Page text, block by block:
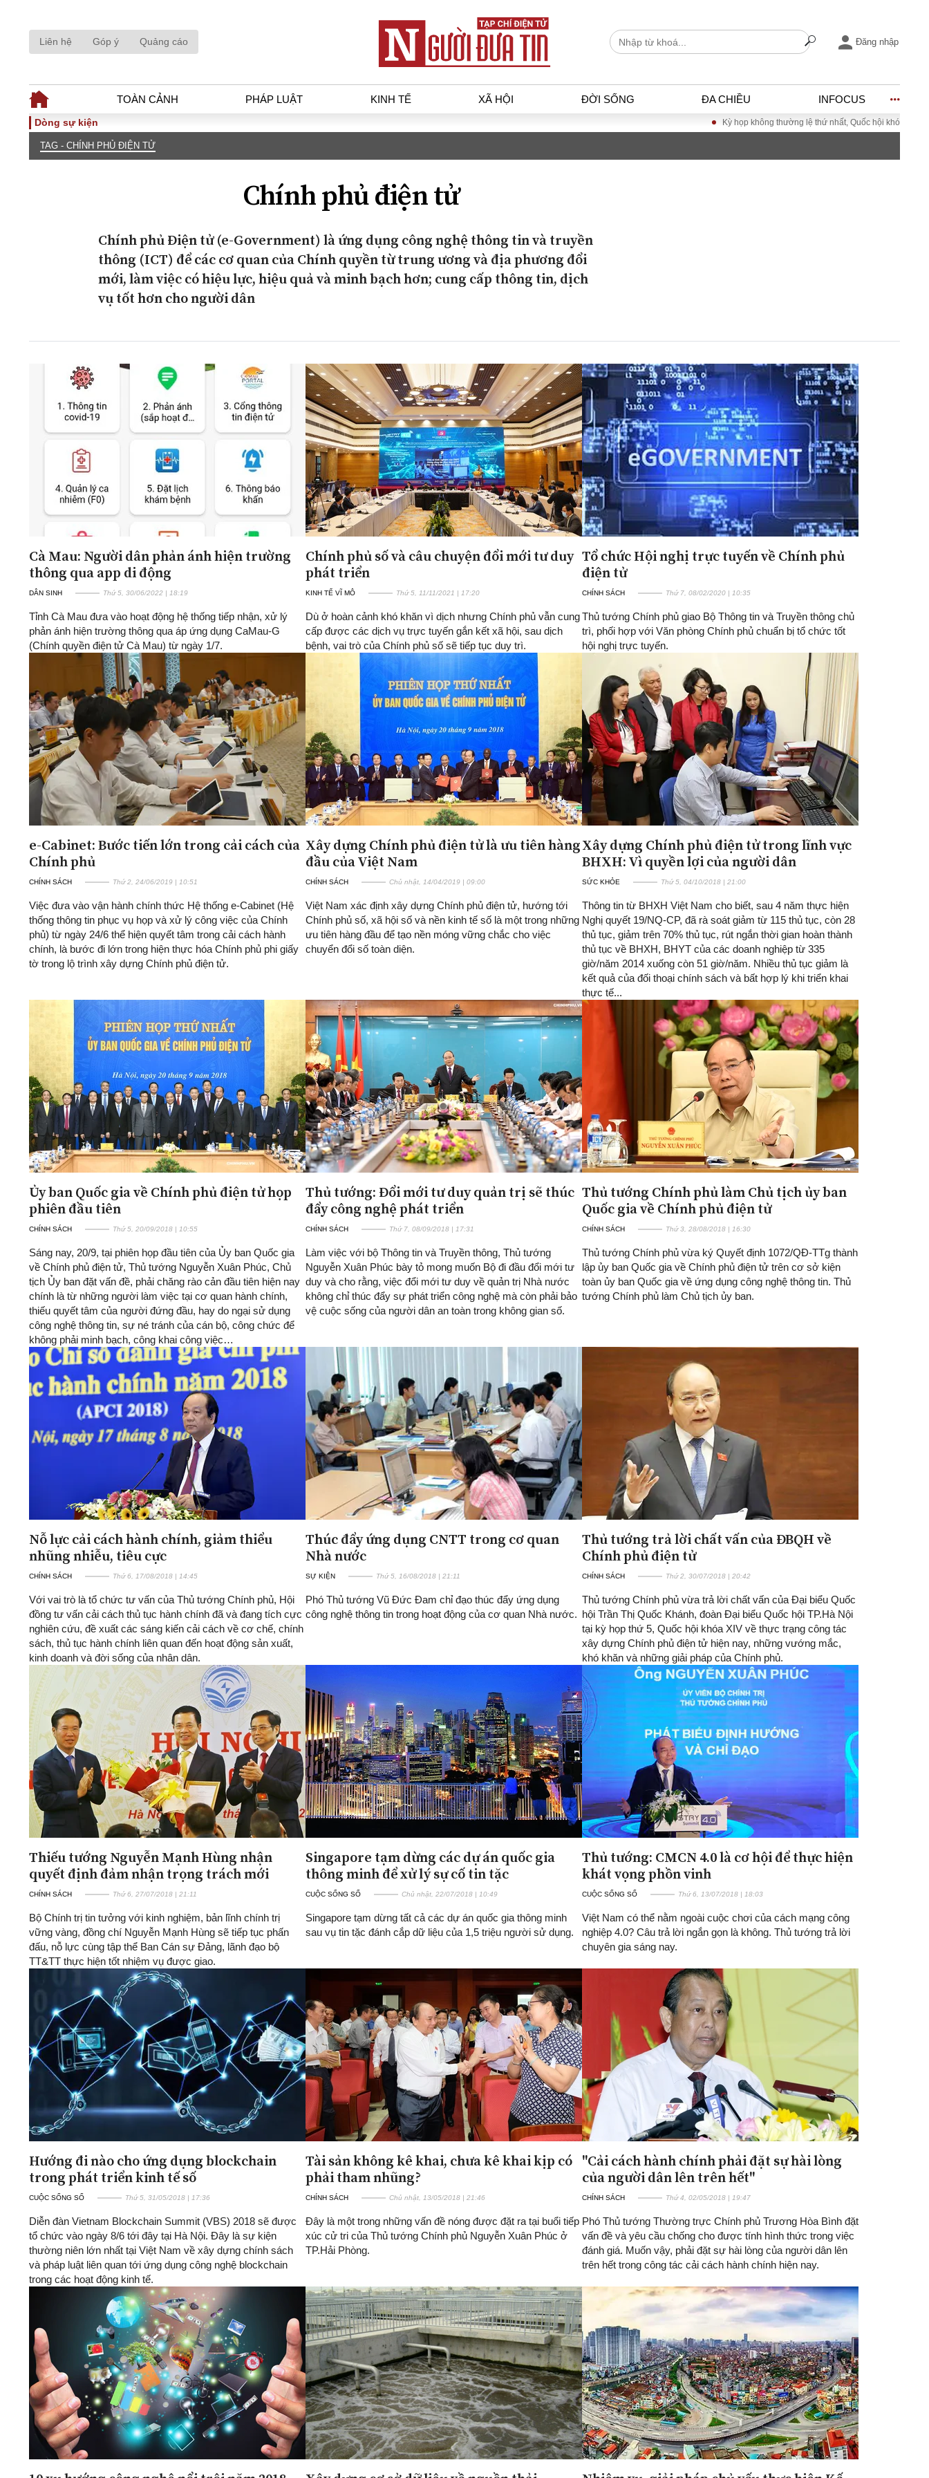
Liên hệ Góp ý Quảng cáo Đăng nhập
TOÀN CẢNH PHÁP LUẬT KINH TẾ XÃ HỘI ĐỜI SỐNG ĐA CHIỀU INFOCUS
TOÀN CẢNH
Đối thoại
Góc nhìn luật gia
Tiếng nói công dân
An ninh - Hình sự
Tài chính - Ngân hàng
Hồ sơ doanh nghiệp
Xu hướng thị trường
Tiêu dùng và dư luận
Công nghệ
Môi trường
Giao thông – Đô thị
Xi nhan Trái Phải
Đăng ký tin tức mới
Dòng sự kiện Kỳ họp không thường lệ thứ nhất, Quốc hội khóa XVI Đưa Nghị
TAG - CHÍNH PHỦ ĐIỆN TỬ
Chính phủ điện tử
Chính phủ Điện tử (e-Government) là ứng dụng công nghệ thông tin và truyền
thông (ICT) để các cơ quan của Chính quyền từ trung ương và địa phương đổi
mới, làm việc có hiệu lực, hiệu quả và minh bạch hơn; cung cấp thông tin, dịch
vụ tốt hơn cho người dân
Cà Mau: Người dân phản ánh hiện trường
thông qua app di động
DÂN SINH Thứ 5, 30/06/2022 | 18:19
Tỉnh Cà Mau đưa vào hoạt động hệ thống tiếp nhận, xử lý
phản ánh hiện trường thông qua áp ứng dụng CaMau-G
(Chính quyền điện tử Cà Mau) từ ngày 1/7.
Chính phủ số và câu chuyện đổi mới tư duy
phát triển
KINH TẾ VĨ MÔ Thứ 5, 11/11/2021 | 17:20
Dù ở hoàn cảnh khó khăn vì dịch nhưng Chính phủ vẫn cung
cấp được các dịch vụ trực tuyến gắn kết xã hội, sau dịch
bệnh, vai trò của Chính phủ số sẽ tiếp tục duy trì.
Tổ chức Hội nghị trực tuyến về Chính phủ
điện tử
CHÍNH SÁCH Thứ 7, 08/02/2020 | 10:35
Thủ tướng Chính phủ giao Bộ Thông tin và Truyền thông chủ
trì, phối hợp với Văn phòng Chính phủ chuẩn bị tổ chức tốt
hội nghị trực tuyến.
e-Cabinet: Bước tiến lớn trong cải cách của
Chính phủ
CHÍNH SÁCH Thứ 2, 24/06/2019 | 10:51
Việc đưa vào vận hành chính thức Hệ thống e-Cabinet (Hệ
thống thông tin phục vụ họp và xử lý công việc của Chính
phủ) từ ngày 24/6 thể hiện quyết tâm trong cải cách hành
chính, là bước đi lớn trong hiện thực hóa Chính phủ phi giấy
tờ trong lộ trình xây dựng Chính phủ điện tử.
Xây dựng Chính phủ điện tử là ưu tiên hàng
đầu của Việt Nam
CHÍNH SÁCH Chủ nhật, 14/04/2019 | 09:00
Việt Nam xác định xây dựng Chính phủ điện tử, hướng tới
Chính phủ số, xã hội số và nền kinh tế số là một trong những
ưu tiên hàng đầu để tạo nền móng vững chắc cho việc
chuyển đổi số toàn diện.
Xây dựng Chính phủ điện tử trong lĩnh vực
BHXH: Vì quyền lợi của người dân
SỨC KHỎE Thứ 5, 04/10/2018 | 21:00
Thông tin từ BHXH Việt Nam cho biết, sau 4 năm thực hiện
Nghị quyết 19/NQ-CP, đã rà soát giảm từ 115 thủ tục, còn 28
thủ tục, giảm trên 70% thủ tục, rút ngắn thời gian hoàn thành
thủ tục về BHXH, BHYT của các doanh nghiệp từ 335
giờ/năm 2014 xuống còn 51 giờ/năm. Nhiều thủ tục giảm là
kết quả của đối thoại chính sách và bất hợp lý khi triển khai
thực tế...
Ủy ban Quốc gia về Chính phủ điện tử họp
phiên đầu tiên
CHÍNH SÁCH Thứ 5, 20/09/2018 | 10:55
Sáng nay, 20/9, tại phiên họp đầu tiên của Ủy ban Quốc gia
về Chính phủ điện tử, Thủ tướng Nguyễn Xuân Phúc, Chủ
tịch Ủy ban đặt vấn đề, phải chăng rào cản đầu tiên hiện nay
chính là từ những người làm việc tại cơ quan hành chính,
thiếu quyết tâm của người đứng đầu, hay do ngại sử dụng
công nghệ thông tin, sự né tránh của cán bộ, công chức để
không phải minh bạch, công khai công việc…
Thủ tướng: Đổi mới tư duy quản trị sẽ thúc
đẩy công nghệ phát triển
CHÍNH SÁCH Thứ 7, 08/09/2018 | 17:31
Làm việc với bộ Thông tin và Truyền thông, Thủ tướng
Nguyễn Xuân Phúc bày tỏ mong muốn Bộ đi đầu đổi mới tư
duy và cho rằng, việc đổi mới tư duy về quản trị Nhà nước
không chỉ thúc đẩy sự phát triển công nghệ mà còn phải bảo
vệ cuộc sống của người dân an toàn trong không gian số.
Thủ tướng Chính phủ làm Chủ tịch ủy ban
Quốc gia về Chính phủ điện tử
CHÍNH SÁCH Thứ 3, 28/08/2018 | 16:30
Thủ tướng Chính phủ vừa ký Quyết định 1072/QĐ-TTg thành
lập ủy ban Quốc gia về Chính phủ điện tử trên cơ sở kiện
toàn ủy ban Quốc gia về ứng dụng công nghệ thông tin. Thủ
tướng Chính phủ làm Chủ tịch ủy ban.
Nỗ lực cải cách hành chính, giảm thiểu
nhũng nhiễu, tiêu cực
CHÍNH SÁCH Thứ 6, 17/08/2018 | 14:45
Với vai trò là tổ chức tư vấn của Thủ tướng Chính phủ, Hội
đồng tư vấn cải cách thủ tục hành chính đã và đang tích cực
nghiên cứu, đề xuất các sáng kiến cải cách về cơ chế, chính
sách, thủ tục hành chính liên quan đến hoạt động sản xuất,
kinh doanh và đời sống của nhân dân.
Thúc đẩy ứng dụng CNTT trong cơ quan
Nhà nước
SỰ KIỆN Thứ 5, 16/08/2018 | 21:11
Phó Thủ tướng Vũ Đức Đam chỉ đạo thúc đẩy ứng dụng
công nghệ thông tin trong hoạt động của cơ quan Nhà nước.
Thủ tướng trả lời chất vấn của ĐBQH về
Chính phủ điện tử
CHÍNH SÁCH Thứ 2, 30/07/2018 | 20:42
Thủ tướng Chính phủ vừa trả lời chất vấn của Đại biểu Quốc
hội Trần Thị Quốc Khánh, đoàn Đại biểu Quốc hội TP.Hà Nội
tại kỳ họp thứ 5, Quốc hội khóa XIV về thực trạng công tác
xây dựng Chính phủ điện tử hiện nay, những vướng mắc,
khó khăn và những giải pháp của Chính phủ.
Thiếu tướng Nguyễn Mạnh Hùng nhận
quyết định đảm nhận trọng trách mới
CHÍNH SÁCH Thứ 6, 27/07/2018 | 21:11
Bộ Chính trị tin tưởng với kinh nghiệm, bản lĩnh chính trị
vững vàng, đồng chí Nguyễn Mạnh Hùng sẽ tiếp tục phấn
đấu, nỗ lực cùng tập thể Ban Cán sự Đảng, lãnh đạo bộ
TT&TT thực hiện tốt nhiệm vụ được giao.
Singapore tạm dừng các dự án quốc gia
thông minh để xử lý sự cố tin tặc
CUỘC SỐNG SỐ Chủ nhật, 22/07/2018 | 10:49
Singapore tạm dừng tất cả các dự án quốc gia thông minh
sau vụ tin tặc đánh cắp dữ liệu của 1,5 triệu người sử dụng.
Thủ tướng: CMCN 4.0 là cơ hội để thực hiện
khát vọng phồn vinh
CUỘC SỐNG SỐ Thứ 6, 13/07/2018 | 18:03
Việt Nam có thể nằm ngoài cuộc chơi của cách mạng công
nghiệp 4.0? Câu trả lời ngắn gọn là không. Thủ tướng trả lời
chuyên gia sáng nay.
Hướng đi nào cho ứng dụng blockchain
trong phát triển kinh tế số
CUỘC SỐNG SỐ Thứ 5, 31/05/2018 | 17:36
Diễn đàn Vietnam Blockchain Summit (VBS) 2018 sẽ được
tổ chức vào ngày 8/6 tới đây tại Hà Nội. Đây là sự kiện
thường niên lớn nhất tại Việt Nam về xây dựng chính sách
và pháp luật liên quan tới ứng dụng công nghệ blockchain
trong các hoạt động kinh tế.
Tài sản không kê khai, chưa kê khai kịp có
phải tham nhũng?
CHÍNH SÁCH Chủ nhật, 13/05/2018 | 21:46
Đây là một trong những vấn đề nóng được đặt ra tại buổi tiếp
xúc cử tri của Thủ tướng Chính phủ Nguyễn Xuân Phúc ở
TP.Hải Phòng.
"Cải cách hành chính phải đặt sự hài lòng
của người dân lên trên hết"
CHÍNH SÁCH Thứ 4, 02/05/2018 | 19:47
Phó Thủ tướng Thường trực Chính phủ Trương Hòa Bình đặt
vấn đề và yêu cầu chống cho được tính hình thức trong việc
đánh giá. Muốn vậy, phải đặt sự hài lòng của người dân lên
trên hết trong công tác cải cách hành chính hiện nay.